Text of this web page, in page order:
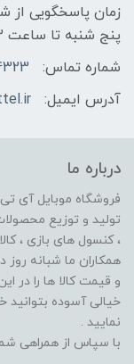
پنج شنبه تا ساعت 13
شماره تماس:
آدرس ایمیل:
درباره ما
، کنسول های بازی ،
همکاران ما شبانه روز
و قیمت کالا ها را در
خیالی آسوده
نمایید .
با سپاس از همراهی